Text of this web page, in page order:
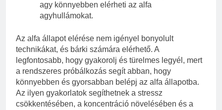
agy könnyebben elérheti az alfa
agyhullámokat.
Az alfa állapot elérése nem igényel bonyolult
technikákat, és bárki számára elérhető. A
legfontosabb, hogy gyakorolj és türelmes legyél, mert
a rendszeres próbálkozás segít abban, hogy
könnyebben és gyorsabban belépj az alfa állapotba.
Az ilyen gyakorlatok segíthetnek a stressz
csökkentésében, a koncentráció növelésében és a